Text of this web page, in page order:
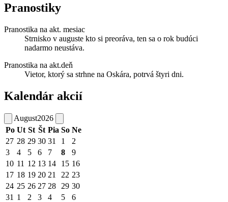
Pranostiky
Pranostika na akt. mesiac
Strnisko v auguste kto si preoráva, ten sa o rok budúci
nadarmo neustáva.
Pranostika na akt.deň
Vietor, ktorý sa strhne na Oskára, potrvá štyri dni.
Kalendár akcií
August2026
Po Ut St Št Pia So Ne
27 28 29 30 31 1
2
3
4 5 6 7 8
9
10 11 12 13 14 15 16
17 18 19 20 21 22 23
24 25 26 27 28 29 30
31 1 2 3 4 5 6